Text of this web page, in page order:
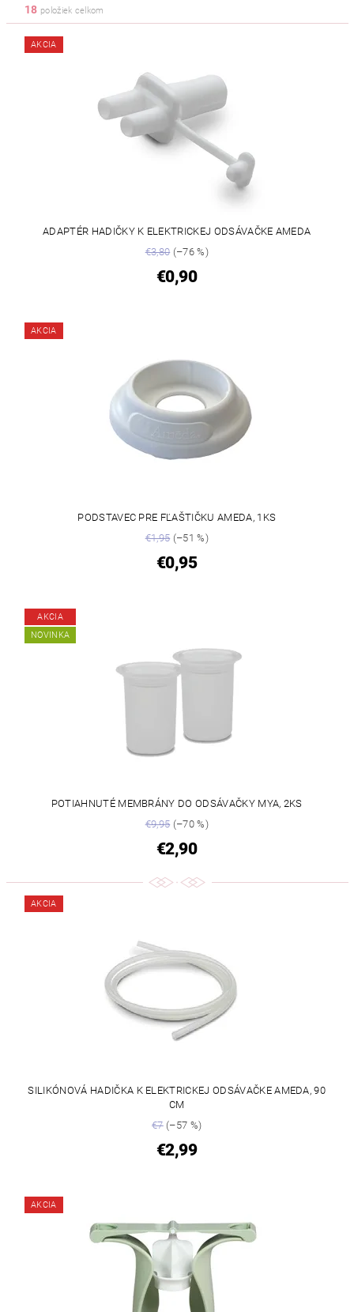
18 položiek celkom
AKCIA
ADAPTÉR HADIČKY K ELEKTRICKEJ ODSÁVAČKE AMEDA
€3,80(–76 %)
€0,90
AKCIA
PODSTAVEC PRE FĽAŠTIČKU AMEDA, 1KS
€1,95(–51 %)
€0,95
AKCIA
NOVINKA
POTIAHNUTÉ MEMBRÁNY DO ODSÁVAČKY MYA, 2KS
€9,95(–70 %)
€2,90
AKCIA
SILIKÓNOVÁ HADIČKA K ELEKTRICKEJ ODSÁVAČKE AMEDA, 90
CM
€7(–57 %)
€2,99
AKCIA